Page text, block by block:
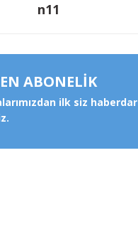
n11
ABONELİK
ilk siz haberdar